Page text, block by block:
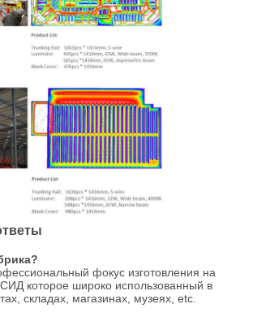
фокус изготовления на
которое широко использованный в
складах, магазинах, музеях, etc.